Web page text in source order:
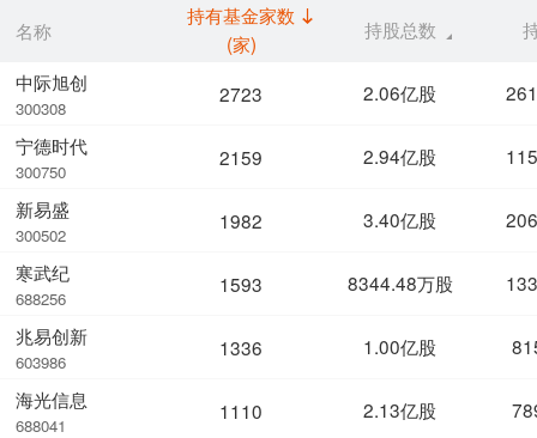
名称
中际旭创
300308
宁德时代
300750
新易盛
300502
寒武纪
688256
兆易创新
603986
海光信息
688041
持有基金家数
(家)
持股总数
2723 2.06亿股
2159 2.94亿股
1982 3.40亿股
1593 8344.48万股
1336 1.00亿股
1110 2.13亿股